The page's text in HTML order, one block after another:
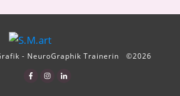
- NeuroGraphik Trainerin ©2026